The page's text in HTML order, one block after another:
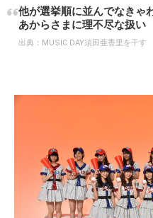
他が選挙順に並んでなきゃ
あからさまに理不尽な扱い
出典： MUSIC DAY須田亜香里を干す